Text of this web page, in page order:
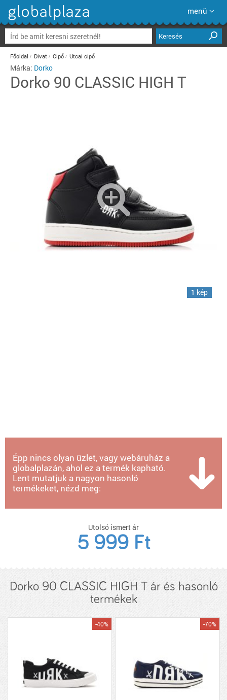
menü
Keresés
Főoldal Divat Cipő Utcai cipő
Márka: Dorko
Dorko 90 CLASSIC HIGH T
1 kép
Épp nincs olyan üzlet, vagy webáruház a
globalplazán, ahol ez a termék kapható.
Lent mutatjuk a nagyon hasonló
termékeket, nézd meg:
Utolsó ismert ár
5 999 Ft
Dorko 90 CLASSIC HIGH T ár és hasonló
termékek
-40% -70%